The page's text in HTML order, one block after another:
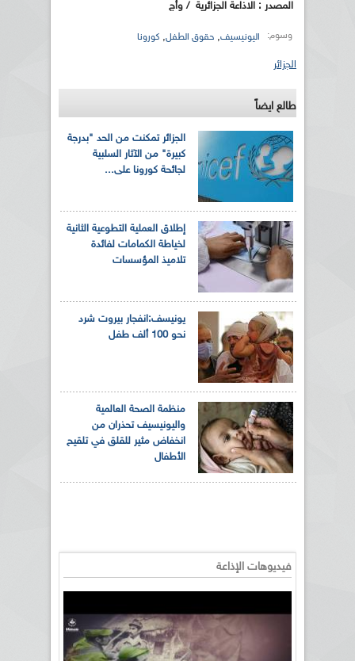
المصدر : الاذاعة الجزائرية / وأج
وسوم: اليونيسيف, حقوق الطفل, كورونا
الجزائر
طالع ايضاً
الجزائر تمكنت من الحد "بدرجة
كبيرة" من الآثار السلبية
لجائحة كورونا على...
إطلاق العملية التطوعية الثانية
لخياطة الكمامات لفائدة
تلاميذ المؤسسات
يونيسف:انفجار بيروت شرد
نحو 100 ألف طفل
منظمة الصحة العالمية
واليونيسيف تحذران من
انخفاض مثير للقلق في تلقيح
الأطفال
فيديوهات الإذاعة